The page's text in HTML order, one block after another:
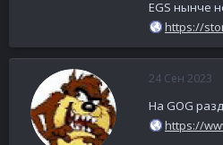
EGS нынче
https://
24 Сен 2023
На GOG
https://